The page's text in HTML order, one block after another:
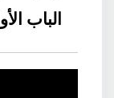
الباب